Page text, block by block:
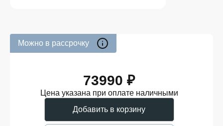
Можно в рассрочку
73990 ₽
Цена указана при оплате наличными
Добавить в корзину